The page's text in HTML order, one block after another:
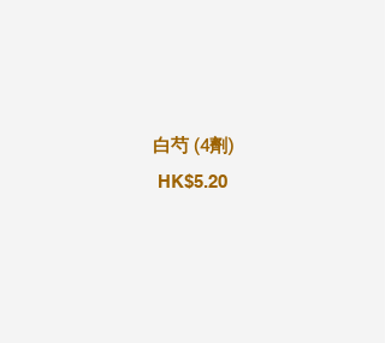
白芍 (4劑)
HK$5.20